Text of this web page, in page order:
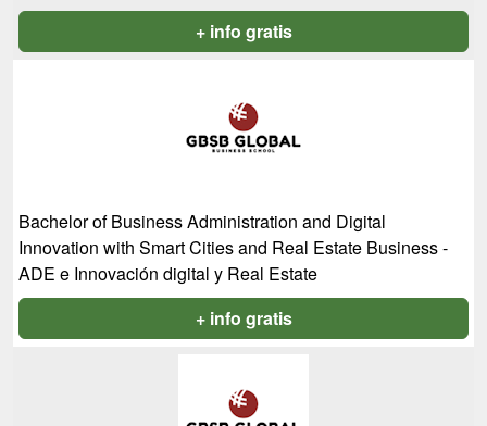
+ info gratis
Bachelor of Business Administration and Digital
Innovation with Smart Cities and Real Estate Business -
ADE e Innovación digital y Real Estate
+ info gratis